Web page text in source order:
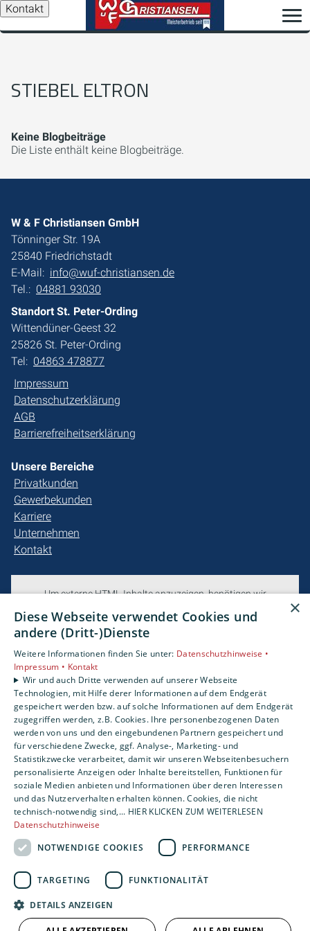
Kontakt
STIEBEL ELTRON
Keine Blogbeiträge
Die Liste enthält keine Blogbeiträge.
W & F Christiansen GmbH
Tönninger Str. 19A
25840 Friedrichstadt
E-Mail: info@wuf-christiansen.de
Tel.: 04881 93030
Standort St. Peter-Ording
Wittendüner-Geest 32
25826 St. Peter-Ording
Tel: 04863 478877
Impressum
Datenschutzerklärung
AGB
Barrierefreiheitserklärung
Unsere Bereiche
Privatkunden
Gewerbekunden
Karriere
Unternehmen
Kontakt
Um externe HTML-Inhalte anzuzeigen, benötigen wir
Ihre Einwilligung.
Weitere Informationen finden Sie in unserer
Cookie-Einstellungen öffnen
×
Diese Webseite verwendet Cookies und
andere (Dritt-)Dienste
Weitere Informationen finden Sie unter: Datenschutzhinweise •
Impressum • Kontakt
Wir und auch Dritte verwenden auf unserer Webseite
Technologien, mit Hilfe derer Informationen auf dem Endgerät
gespeichert werden bzw. auf solche Informationen auf dem Endgerät
zugegriffen werden, z.B. Cookies. Ihre personenbezogenen Daten
werden von uns und den eingebundenen Partnern gespeichert und
für verschiedene Zwecke, ggf. Analyse-, Marketing- und
Statistikzwecke verarbeitet, damit wir unseren Webseitenbesuchern
personalisierte Anzeigen oder Inhalte bereitstellen, Funktionen für
soziale Medien anbieten und Informationen über deren Interessen
und das Nutzerverhalten erhalten können. Cookies, die nicht
technisch-notwendig sind,... HIER KLICKEN ZUM WEITERLESEN
Datenschutzhinweise
NOTWENDIGE COOKIES
PERFORMANCE
TARGETING FUNKTIONALITÄT
DETAILS ANZEIGEN